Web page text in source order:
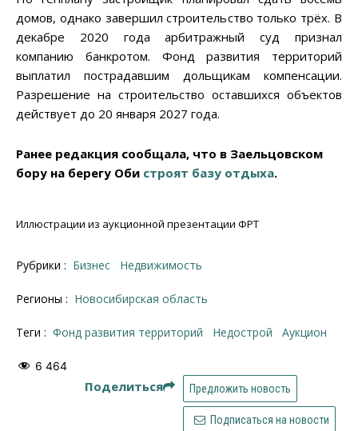
домов, однако завершил строительство только трёх. В
декабре 2020 года арбитражный суд признал
компанию банкротом. Фонд развития территорий
выплатил пострадавшим дольщикам компенсации.
Разрешение на строительство оставшихся объектов
действует до 20 января 2027 года.
Ранее редакция сообщала, что в Заельцовском
бору на берегу Оби строят базу отдыха.
Иллюстрации из аукционной презентации ФРТ
Рубрики : Бизнес Недвижимость
Регионы : Новосибирская область
Теги : Фонд развития территорий недострой аукцион
6 464
Поделиться Предложить новость
Подписаться на новости